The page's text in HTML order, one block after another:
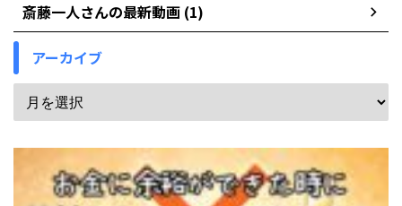
斎藤一人さんの最新動画 (1)
アーカイブ